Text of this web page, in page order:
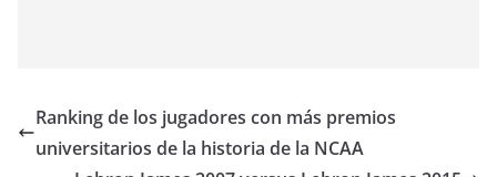
Ranking de los jugadores con más premios
universitarios de la historia de la NCAA